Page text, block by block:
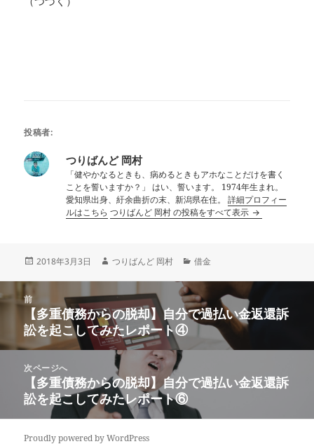
投稿者:
つりばんど 岡村
「健やかなるときも、病めるときもアホなことだけを書く
ことを誓いますか？」 はい、誓います。 1974年生まれ。
愛知県出身、紆余曲折の末、新潟県在住。詳細プロフィー
ルはこちら つりばんど 岡村 の投稿をすべて表示
投
2018年3月3日
作
つりばんど 岡村
カ
リ
ー
借金
稿
ン
前
前
の
投
稿:
【多重債務からの脱却】自分で過払い金返還訴
訟を起こしてみたレポート④
次ページへ
次
の
投
稿:
【多重債務からの脱却】自分で過払い金返還訴
訟を起こしてみたレポート⑥
Proudly powered by WordPress